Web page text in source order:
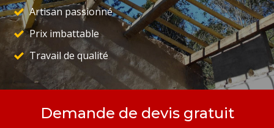
Artisan passionné
Prix imbattable
Travail de qualité
Demande de devis gratuit